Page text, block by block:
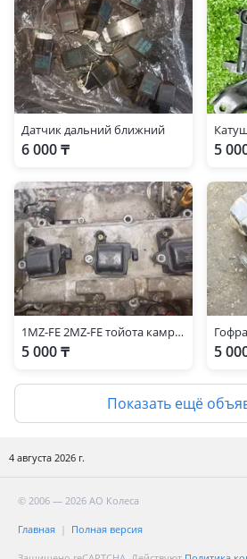
Датчик дальний ближний
6 000 ₸ 5
1MZ-FE 2MZ-FE тойота камри катушка объём 3 2.5
5 000 ₸
Гофра
5
Показать ещё
4 августа 2026 г.
© 2006 — 2026 АО Колеса
Главная Полная версия